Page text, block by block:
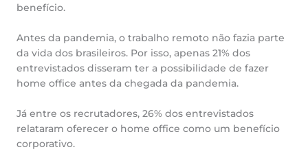
benefício.
Antes da pandemia, o trabalho remoto não fazia parte
da vida dos brasileiros. Por isso, apenas 21% dos
entrevistados disseram ter a possibilidade de fazer
home office antes da chegada da pandemia.
Já entre os recrutadores, 26% dos entrevistados
relataram oferecer o home office como um benefício
corporativo.